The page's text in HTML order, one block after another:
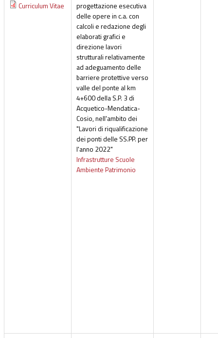
Curriculum Vitae
progettazione esecutiva
delle opere in c.a. con
calcoli e redazione degli
elaborati grafici e
direzione lavori
strutturali relativamente
ad adeguamento delle
barriere protettive verso
valle del ponte al km
4+600 della S.P. 3 di
Acquetico-Mendatica-
Cosio, nell'ambito dei
"Lavori di riqualificazione
dei ponti delle SS.PP. per
l'anno 2022"
Infrastrutture Scuole
Ambiente Patrimonio